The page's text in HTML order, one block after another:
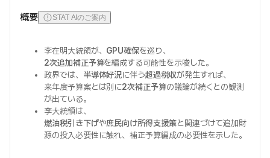
概要 STAT AIのご案内
李在明大統領が、 GPU確保を巡り、
2次追加補正予算を編成する可能性を示唆した。
政界では、 半導体好況に伴う超過税収が発生すれば、
来年度予算案とは別に2次補正予算の議論が続くとの観測
が出ている。
李大統領は、
燃油税引き下げや庶民向け所得支援策と関連づけて追加財
源の投入必要性に触れ、補正予算編成の必要性を示した。